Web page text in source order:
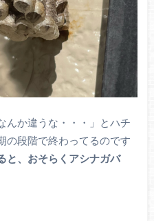
んか違うな・・・」とハチ
の段階で終わってるのです
と、おそらくアシナガバ